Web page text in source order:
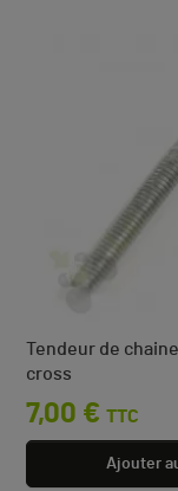
Tendeur de
cross
Prix
7,00 € TTC
Ajouter